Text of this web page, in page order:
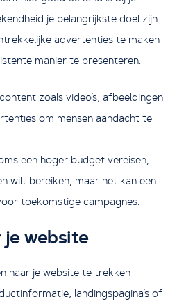
je belangrijkste doel zijn.
advertenties te maken
manier te presenteren.
zoals video’s, afbeeldingen
om mensen aandacht te
een hoger budget vereisen,
wilt bereiken, maar het kan een
toekomstige campagnes.
website
naar je website te trekken
landingspagina’s of